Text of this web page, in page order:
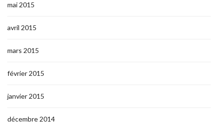
mai 2015
avril 2015
mars 2015
février 2015
janvier 2015
décembre 2014